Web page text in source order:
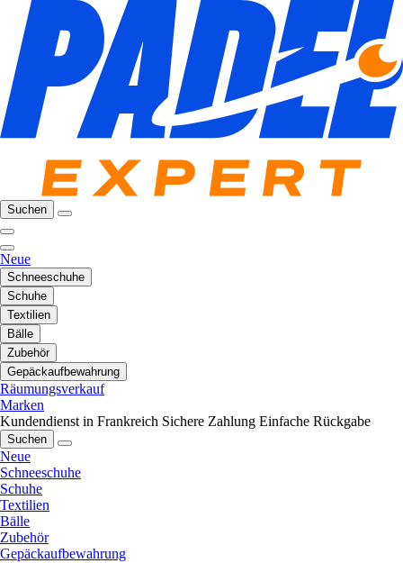
Suchen
Neue
Schneeschuhe
Schuhe
Textilien
Bälle
Zubehör
Gepäckaufbewahrung
Räumungsverkauf
Marken
Kundendienst in Frankreich Sichere Zahlung Einfache Rückgabe
Suchen
Neue
Schneeschuhe
Schuhe
Textilien
Bälle
Zubehör
Gepäckaufbewahrung